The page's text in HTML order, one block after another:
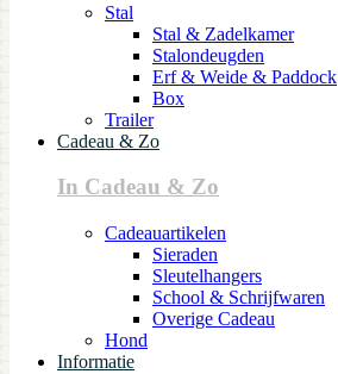
Stal
Stal & Zadelkamer
Stalondeugden
Erf & Weide & Paddock
Box
Trailer
Cadeau & Zo
In Cadeau & Zo
Cadeauartikelen
Sieraden
Sleutelhangers
School & Schrijfwaren
Overige Cadeau
Hond
Informatie